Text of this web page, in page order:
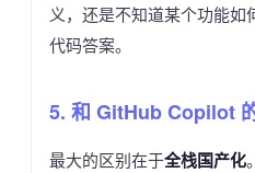
义，还是不知道某个功能
代码答案。
5. 和 GitHub Copilot
最大的区别在于全栈国产化